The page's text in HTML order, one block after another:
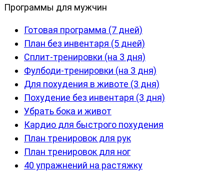
Программы для мужчин
Готовая программа (7 дней)
План без инвентаря (5 дней)
Сплит-тренировки (на 3 дня)
Фулбоди-тренировки (на 3 дня)
Для похудения в животе (3 дня)
Похудение без инвентаря (3 дня)
Убрать бока и живот
Кардио для быстрого похудения
План тренировок для рук
План тренировок для ног
40 упражнений на растяжку